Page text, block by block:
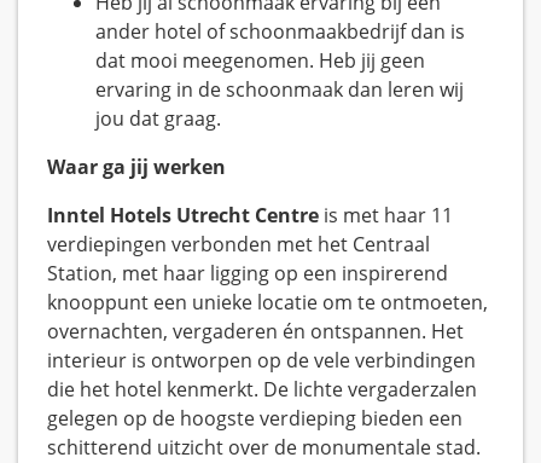
ander hotel of schoonmaakbedrijf dan is
dat mooi meegenomen. Heb jij geen
ervaring in de schoonmaak dan leren wij
jou dat graag.
Waar ga jij werken
Inntel Hotels Utrecht Centre is met haar 11
verdiepingen verbonden met het Centraal
Station, met haar ligging op een inspirerend
knooppunt een unieke locatie om te ontmoeten,
overnachten, vergaderen én ontspannen. Het
interieur is ontworpen op de vele verbindingen
die het hotel kenmerkt. De lichte vergaderzalen
gelegen op de hoogste verdieping bieden een
schitterend uitzicht over de monumentale stad.